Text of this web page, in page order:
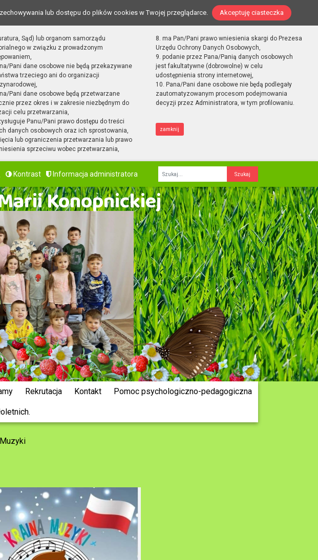
lub dostępu do plików cookies w Twojej przeglądarce. Akceptuję ciasteczka
Sąd) lub organom samorządu
w związku z prowadzonym
Pani dane osobowe nie będą przekazywane
trzeciego ani do organizacji
Pani dane osobowe będą przetwarzane
przez okres i w zakresie niezbędnym do
celu przetwarzania,
Panu/Pani prawo dostępu do treści
danych osobowych oraz ich sprostowania,
lub ograniczenia przetwarzania lub prawo
sprzeciwu wobec przetwarzania,
8. ma Pan/Pani prawo wniesienia skargi do Prezesa
Urzędu Ochrony Danych Osobowych,
9. podanie przez Pana/Panią danych osobowych
jest fakultatywne (dobrowolne) w celu
udostępnienia strony internetowej,
10. Pana/Pani dane osobowe nie będą podlegały
zautomatyzowanym procesom podejmowania
decyzji przez Administratora, w tym profilowaniu.
zamknij
Kontrast Informacja administratora
Fraza
Konopnickiej
Rekrutacja Kontakt Pomoc psychologiczno-pedagogiczna